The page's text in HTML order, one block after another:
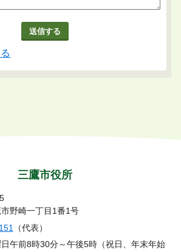
三鷹市役所
野崎一丁目1番1号
（代表）
午前8時30分～午後5時（祝日、年末年始